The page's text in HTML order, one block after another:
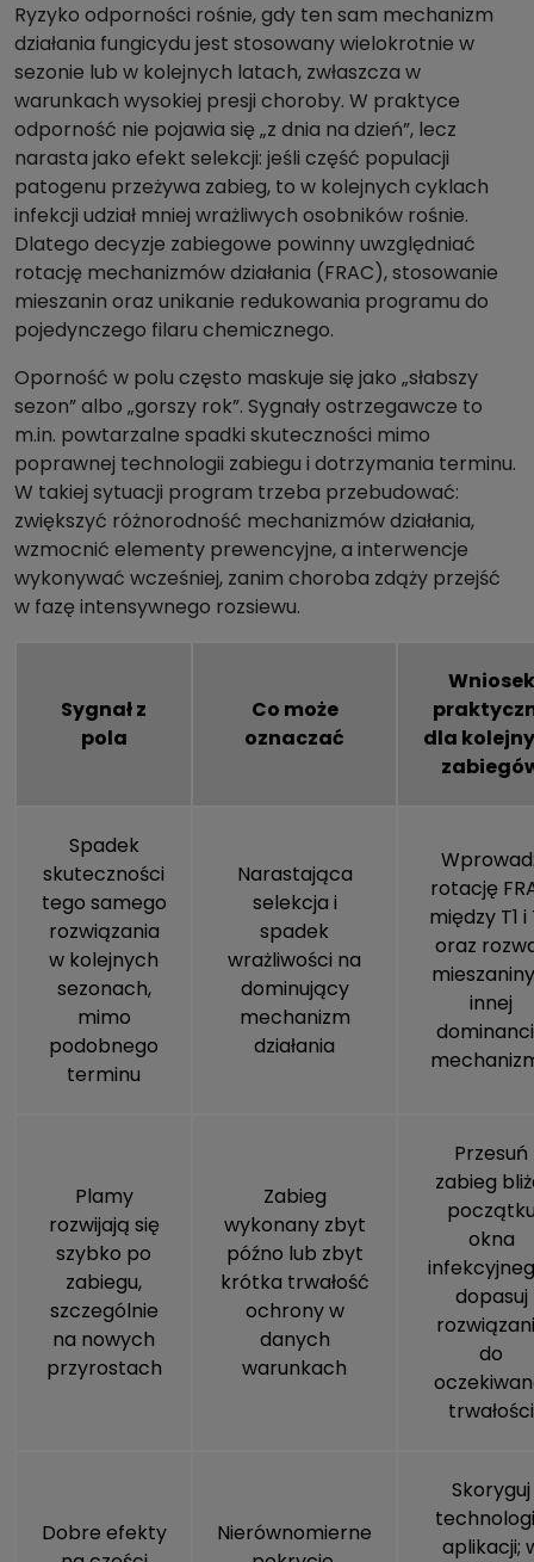
Ryzyko odporności rośnie, gdy ten sam mechanizm
działania fungicydu jest stosowany wielokrotnie w
sezonie lub w kolejnych latach, zwłaszcza w
warunkach wysokiej presji choroby. W praktyce
odporność nie pojawia się „z dnia na dzień”, lecz
narasta jako efekt selekcji: jeśli część populacji
patogenu przeżywa zabieg, to w kolejnych cyklach
infekcji udział mniej wrażliwych osobników rośnie.
Dlatego decyzje zabiegowe powinny uwzględniać
rotację mechanizmów działania (FRAC), stosowanie
mieszanin oraz unikanie redukowania programu do
pojedynczego filaru chemicznego.
Oporność w polu często maskuje się jako „słabszy
sezon” albo „gorszy rok”. Sygnały ostrzegawcze to
m.in. powtarzalne spadki skuteczności mimo
poprawnej technologii zabiegu i dotrzymania terminu.
W takiej sytuacji program trzeba przebudować:
zwiększyć różnorodność mechanizmów działania,
wzmocnić elementy prewencyjne, a interwencje
wykonywać wcześniej, zanim choroba zdąży przejść
w fazę intensywnego rozsiewu.
Sygnał z
pola
Co może
oznaczać
Wniosek
dla
Spadek
skuteczności
tego samego
rozwiązania
w kolejnych
sezonach,
mimo
podobnego
terminu
Narastająca
selekcja i
spadek
wrażliwości na
dominujący
mechanizm
działania
rotację
między T1 i
oraz
innej
Plamy
rozwijają się
szybko po
zabiegu,
szczególnie
na nowych
przyrostach
Zabieg
wykonany zbyt
późno lub zbyt
krótka trwałość
ochrony w
danych
warunkach
Przesuń
zabieg
okna
dopasuj
do
trwałości
Dobre efekty
Nierównomierne
Skoryguj
aplikacji;